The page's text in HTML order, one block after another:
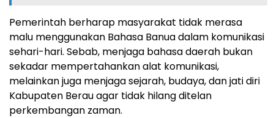
Pemerintah berharap masyarakat tidak merasa
malu menggunakan Bahasa Banua dalam komunikasi
sehari-hari. Sebab, menjaga bahasa daerah bukan
sekadar mempertahankan alat komunikasi,
melainkan juga menjaga sejarah, budaya, dan jati diri
Kabupaten Berau agar tidak hilang ditelan
perkembangan zaman.